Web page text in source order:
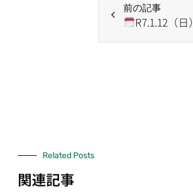
前の記事
R7.1.12（日）
Related Posts
関連記事